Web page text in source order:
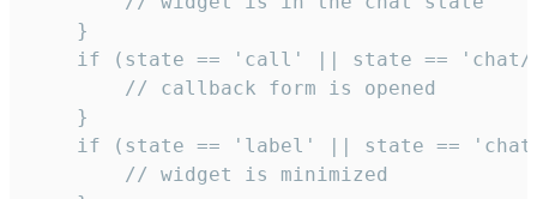
    }
if (state == 'call' || state ==
        // callback form is opened
    }
if (state == 'label' || state ==
        // widget is minimized